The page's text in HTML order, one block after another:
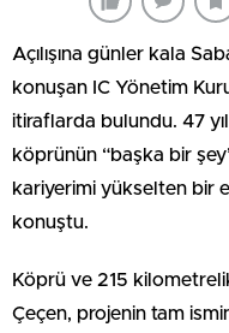
Açılışına günler kala
konuşan IC Yönetim
itiraflarda bulundu. 47
köprünün “başka bir
kariyerimi yükselten bir
konuştu.
Köprü ve 215
Çeçen, projenin tam